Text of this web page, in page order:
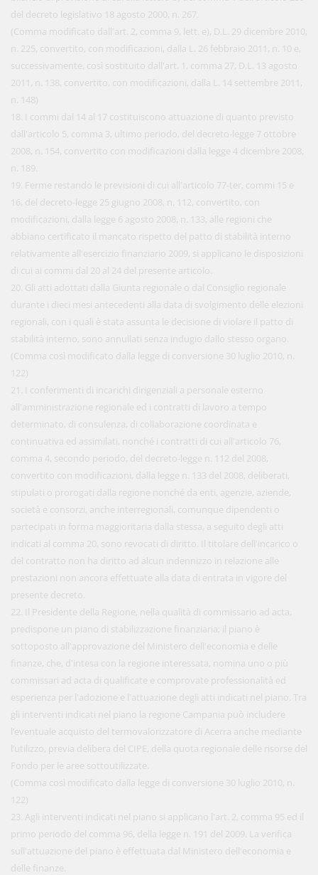
del decreto legislativo 18 agosto 2000, n. 267.
(Comma modificato dall'art. 2, comma 9, lett. e), D.L. 29 dicembre 2010,
n. 225, convertito, con modificazioni, dalla L. 26 febbraio 2011, n. 10 e,
successivamente, così sostituito dall'art. 1, comma 27, D.L. 13 agosto
2011, n. 138, convertito, con modificazioni, dalla L. 14 settembre 2011,
n. 148)
18. I commi dal 14 al 17 costituiscono attuazione di quanto previsto
dall'articolo 5, comma 3, ultimo periodo, del decreto-legge 7 ottobre
2008, n. 154, convertito con modificazioni dalla legge 4 dicembre 2008,
n. 189.
19. Ferme restando le previsioni di cui all'articolo 77-ter, commi 15 e
16, del decreto-legge 25 giugno 2008, n. 112, convertito, con
modificazioni, dalla legge 6 agosto 2008, n. 133, alle regioni che
abbiano certificato il mancato rispetto del patto di stabilità interno
relativamente all'esercizio finanziario 2009, si applicano le disposizioni
di cui ai commi dal 20 al 24 del presente articolo.
20. Gli atti adottati dalla Giunta regionale o dal Consiglio regionale
durante i dieci mesi antecedenti alla data di svolgimento delle elezioni
regionali, con i quali è stata assunta le decisione di violare il patto di
stabilità interno, sono annullati senza indugio dallo stesso organo.
(Comma così modificato dalla legge di conversione 30 luglio 2010, n.
122)
21. I conferimenti di incarichi dirigenziali a personale esterno
all'amministrazione regionale ed i contratti di lavoro a tempo
determinato, di consulenza, di collaborazione coordinata e
continuativa ed assimilati, nonché i contratti di cui all'articolo 76,
comma 4, secondo periodo, del decreto-legge n. 112 del 2008,
convertito con modificazioni, dalla legge n. 133 del 2008, deliberati,
stipulati o prorogati dalla regione nonché da enti, agenzie, aziende,
società e consorzi, anche interregionali, comunque dipendenti o
partecipati in forma maggioritaria dalla stessa, a seguito degli atti
indicati al comma 20, sono revocati di diritto. Il titolare dell'incarico o
del contratto non ha diritto ad alcun indennizzo in relazione alle
prestazioni non ancora effettuate alla data di entrata in vigore del
presente decreto.
22. Il Presidente della Regione, nella qualità di commissario ad acta,
predispone un piano di stabilizzazione finanziaria; il piano è
sottoposto all'approvazione del Ministero dell'economia e delle
finanze, che, d'intesa con la regione interessata, nomina uno o più
commissari ad acta di qualificate e comprovate professionalità ed
esperienza per l'adozione e l'attuazione degli atti indicati nel piano. Tra
gli interventi indicati nel piano la regione Campania può includere
l’eventuale acquisto del termovalorizzatore di Acerra anche mediante
l’utilizzo, previa delibera del CIPE, della quota regionale delle risorse del
Fondo per le aree sottoutilizzate.
(Comma così modificato dalla legge di conversione 30 luglio 2010, n.
122)
23. Agli interventi indicati nel piano si applicano l'art. 2, comma 95 ed il
primo periodo del comma 96, della legge n. 191 del 2009. La verifica
sull'attuazione del piano è effettuata dal Ministero dell'economia e
delle finanze.